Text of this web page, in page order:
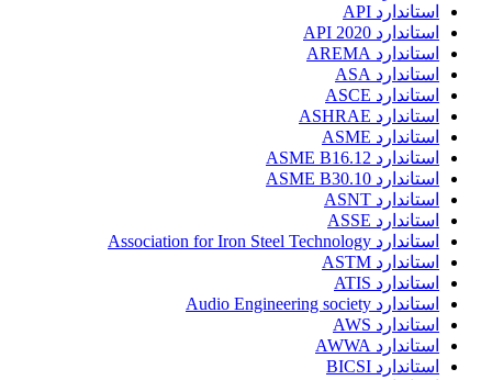
استاندارد API
استاندارد API 2020
استاندارد AREMA
استاندارد ASA
استاندارد ASCE
استاندارد ASHRAE
استاندارد ASME
استاندارد ASME B16.12
استاندارد ASME B30.10
استاندارد ASNT
استاندارد ASSE
استاندارد Association for Iron Steel Technology
استاندارد ASTM
استاندارد ATIS
استاندارد Audio Engineering society
استاندارد AWS
استاندارد AWWA
استاندارد BICSI